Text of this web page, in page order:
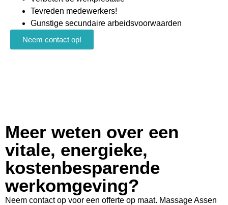
Tevreden medewerkers!
Gunstige secundaire arbeidsvoorwaarden
Neem contact op!
Meer weten over een
vitale, energieke,
kostenbesparende
werkomgeving?
Neem contact op voor een offerte op maat. Massage Assen